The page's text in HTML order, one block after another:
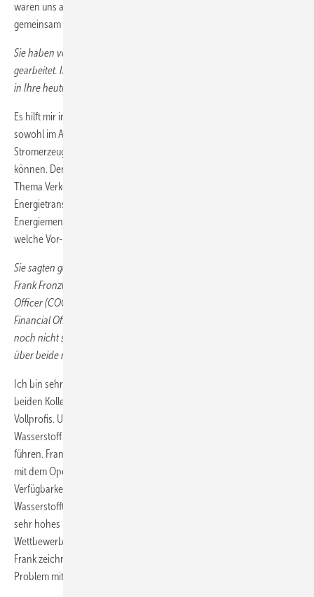
waren uns aber sehr schnell einig, dass wir die Geschäftsführung
gemeinsam übernehmen wollen.
Sie haben vor Ihrer Zeit bei H2 Mobility bei Siemens Energy und Linde
gearbeitet. In welcher Weise können Sie Ihre damaligen Erfahrungen
in Ihre heutige Arbeit mit einbringen?
Es hilft mir in der Tat sehr, dass ich viel Vorerfahrung und Kenntnisse
sowohl im Anlagenbau, in der Gasindustrie als auch im
Stromerzeugungs- und Stromübertragungsbereich habe sammeln
können. Denn bei H2 Mobility geht es im Kern nicht nur um das große
Thema Verkehrswende, vielmehr ist sie Teil der großen
Energietransformation. Es hilft also zu verstehen, wie große
Energiemengen transportiert und gelagert werden können und
welche Vor- und Nachteile Moleküle bzw. Elektronen haben.
Sie sagten gerade selbst, dass Sie sich die Geschäftsführung teilen:
Frank Fronzke kam von Praxair und ist seit 2016 Chief Operation
Officer (COO). Martin Jüngel wechselte 2020 von Air Liquide als Chief
Financial Officer (CFO) zu H2 Mobility. Beide sind bislang öffentlich
noch nicht so richtig in Erscheinung getreten. Was können Sie uns
über beide noch berichten?
Ich bin sehr froh und dankbar, die Geschäftsführung mit diesen
beiden Kollegen zu teilen. Beide sind in ihren Fachbereichen absolute
Vollprofis. Uns drei verbindet vor allem die Leidenschaft, das Thema
Wasserstoff in der Mobilität mit unserem Unternehmen zum Erfolg zu
führen. Frank Fronzke, unser COO, ist ein genialer Ingenieur. Er hat es
mit dem Operations-Team in den letzten Jahren geschafft, die
Verfügbarkeit und Zuverlässigkeit unseres
Wasserstofftankstellennetzes trotz etlicher Herausforderungen auf ein
sehr hohes Niveau zu heben. Dank des nun entstehenden
Wettbewerbs wird man das bald erst so richtig wertschätzen können.
Frank zeichnet aus, dass er für jedes noch so komplizierte technische
Problem mit viel Kreativität, Ehrgeiz und Weitsicht eine Lösung findet.